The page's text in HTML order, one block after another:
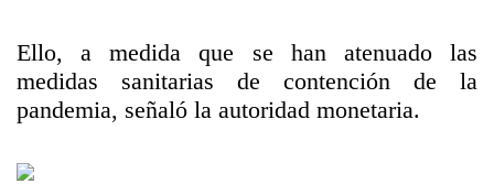
Ello, a medida que se han atenuado las
medidas sanitarias de contención de la
pandemia, señaló la autoridad monetaria.